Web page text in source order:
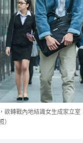
欲轉戰內地結識女生成家立室
）